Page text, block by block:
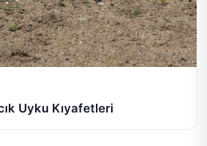
Uyku Kıyafetleri